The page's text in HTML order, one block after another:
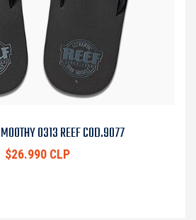
0313 REEF COD.9077
$26.990 CLP